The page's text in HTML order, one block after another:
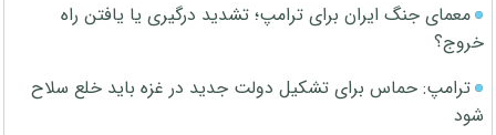
معمای جنگ ایران برای ترامپ؛ تشدید درگیری یا یافتن راه
خروج؟
ترامپ: حماس برای تشکیل دولت جدید در غزه باید خلع سلاح
شود